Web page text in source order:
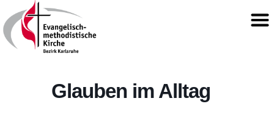
Glauben im Alltag